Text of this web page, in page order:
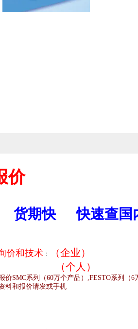
价
货期快 快速查国
价和技术 ：
（企业）
（个人）
价SMC系列（60万个产品） ,FESTO系列（6
料和报价请发或手机